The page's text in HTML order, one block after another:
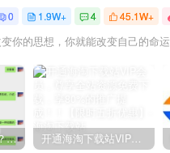
0 1.9W+ 4 45.1W+
你的思想，你就能改变自己的命运
你还在到处找项目？还在当韭菜？我靠网创资源站一个月收入5万+，曾经我也是个失败者。 开通海淘下载站VIP会员，尊享全站资源免费下载，享80%的推广提成！！【限时五折优惠】